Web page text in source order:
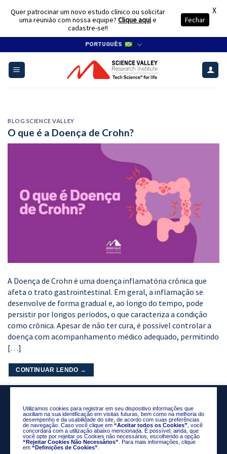
content
PORTUGUÊS
BLOG SCIENCE VALLEY
O que é a Doença de Crohn?
A Doença de Crohn é uma doença inflamatória crônica que
afeta o trato gastrointestinal. Em geral, a inflamação se
desenvolve de forma gradual e, ao longo do tempo, pode
persistir por longos períodos, o que caracteriza a condição
como crônica. Apesar de não ter cura, é possível controlar a
doença com acompanhamento médico adequado, permitindo
[…]
CONTINUAR LENDO →
Utilizamos cookies para registrar em seu dispositivo informações que
auxiliam na sua identificação em visitas futuras, bem como na melhoria do
desempenho e da usabilidade do site, de acordo com suas preferências
de navegação. Caso você clique em “Aceitar todos os Cookies” , você
concordará com a utilização abaixo mencionada. É possível, ainda, que
você opte por rejeitar os Cookies não necessários, escolhendo a opção
“Rejeitar Cookies Não Necessários” . Para mais informações, clique
em “Definições de Cookies”
Quer patrocinar um novo estudo clínico ou solicitar
uma reunião com nossa equipe? Clique aquie
cadastre-se!!
Fechar
X